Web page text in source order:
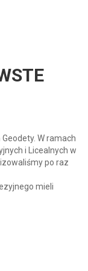
W ramach
i Licealnych w
po raz
mieli